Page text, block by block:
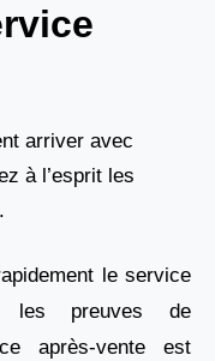
arriver avec
à l’esprit les
le service
les preuves de
après-vente est